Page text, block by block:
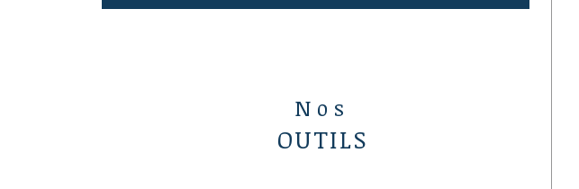
Les informations sur les éventuels risques
Nos
OUTILS